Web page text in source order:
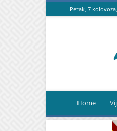
Petak, 7
Home